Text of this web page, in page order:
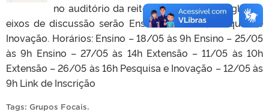
no auditório da reitoria no Campus Anglo. Os
eixos de discussão serão Ensino, Extensão, Pesquisa e
Inovação. Horários: Ensino – 18/05 às 9h Ensino – 25/05
às 9h Ensino – 27/05 às 14h Extensão – 11/05 às 10h
Extensão – 26/05 às 16h Pesquisa e Inovação – 12/05 às
9h Link de Inscrição
Tags: Grupos Focais.